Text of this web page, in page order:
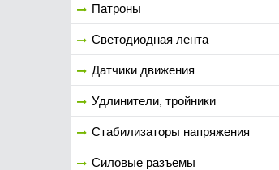
Патроны
Светодиодная лента
Датчики движения
Удлинители, тройники
Стабилизаторы напряжения
Силовые разъемы